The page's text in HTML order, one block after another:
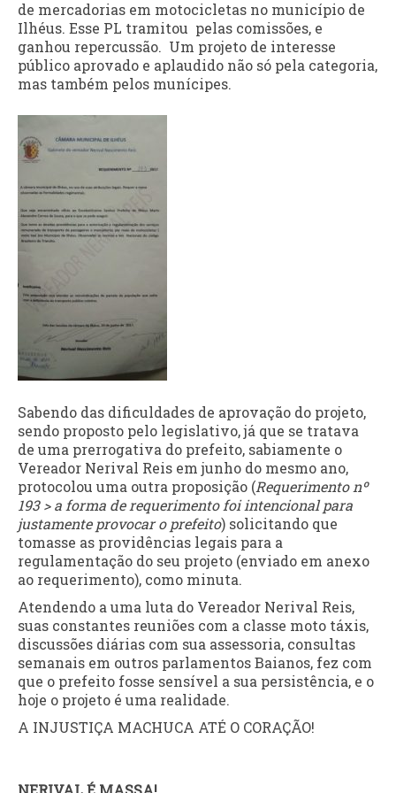
de mercadorias em motocicletas no município de
Ilhéus. Esse PL tramitou pelas comissões, e
ganhou repercussão. Um projeto de interesse
público aprovado e aplaudido não só pela categoria,
mas também pelos munícipes.
Sabendo das dificuldades de aprovação do projeto,
sendo proposto pelo legislativo, já que se tratava
de uma prerrogativa do prefeito, sabiamente o
Vereador Nerival Reis em junho do mesmo ano,
protocolou uma outra proposição (Requerimento nº
193 > a forma de requerimento foi intencional para
justamente provocar o prefeito) solicitando que
tomasse as providências legais para a
regulamentação do seu projeto (enviado em anexo
ao requerimento), como minuta.
Atendendo a uma luta do Vereador Nerival Reis,
suas constantes reuniões com a classe moto táxis,
discussões diárias com sua assessoria, consultas
semanais em outros parlamentos Baianos, fez com
que o prefeito fosse sensível a sua persistência, e o
hoje o projeto é uma realidade.
A INJUSTIÇA MACHUCA ATÉ O CORAÇÃO!